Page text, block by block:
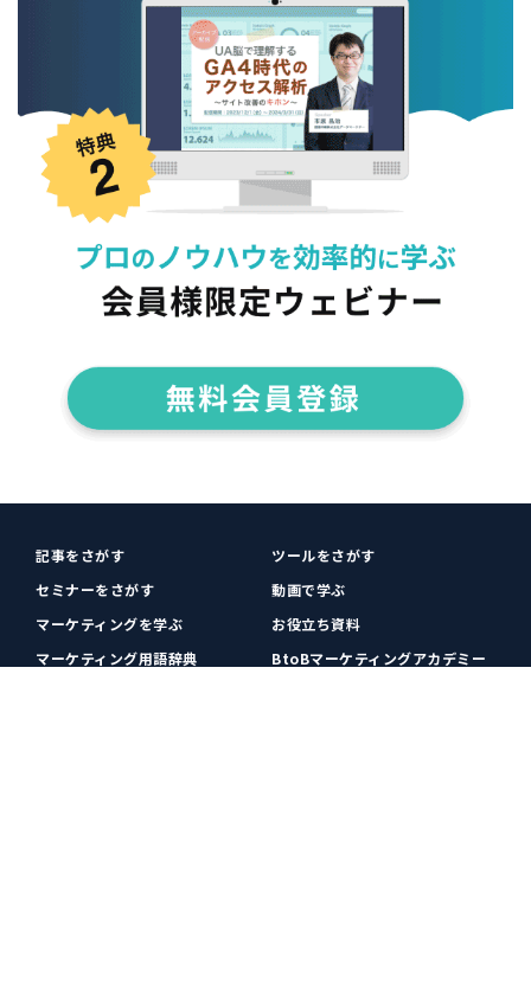
記事をさがす
ツールをさがす
セミナーをさがす
動画で学ぶ
マーケティングを学ぶ
お役立ち資料
マーケティング用語辞典
BtoBマーケティングアカデミー